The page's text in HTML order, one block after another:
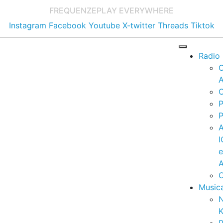
FREQUENZEPLAY EVERYWHERE
Instagram Facebook Youtube X-twitter Threads Tiktok
Radio
e